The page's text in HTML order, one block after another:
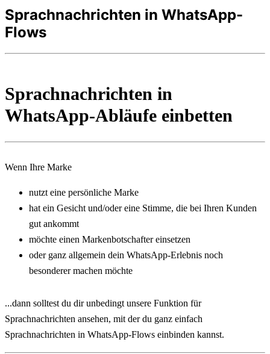
Sprachnachrichten in WhatsApp-
Flows
Sprachnachrichten in
WhatsApp-Abläufe einbetten
Wenn Ihre Marke
nutzt eine persönliche Marke
hat ein Gesicht und/oder eine Stimme, die bei Ihren Kunden
gut ankommt
möchte einen Markenbotschafter einsetzen
oder ganz allgemein dein WhatsApp-Erlebnis noch
besonderer machen möchte
...dann solltest du dir unbedingt unsere Funktion für
Sprachnachrichten ansehen, mit der du ganz einfach
Sprachnachrichten in WhatsApp-Flows einbinden kannst.